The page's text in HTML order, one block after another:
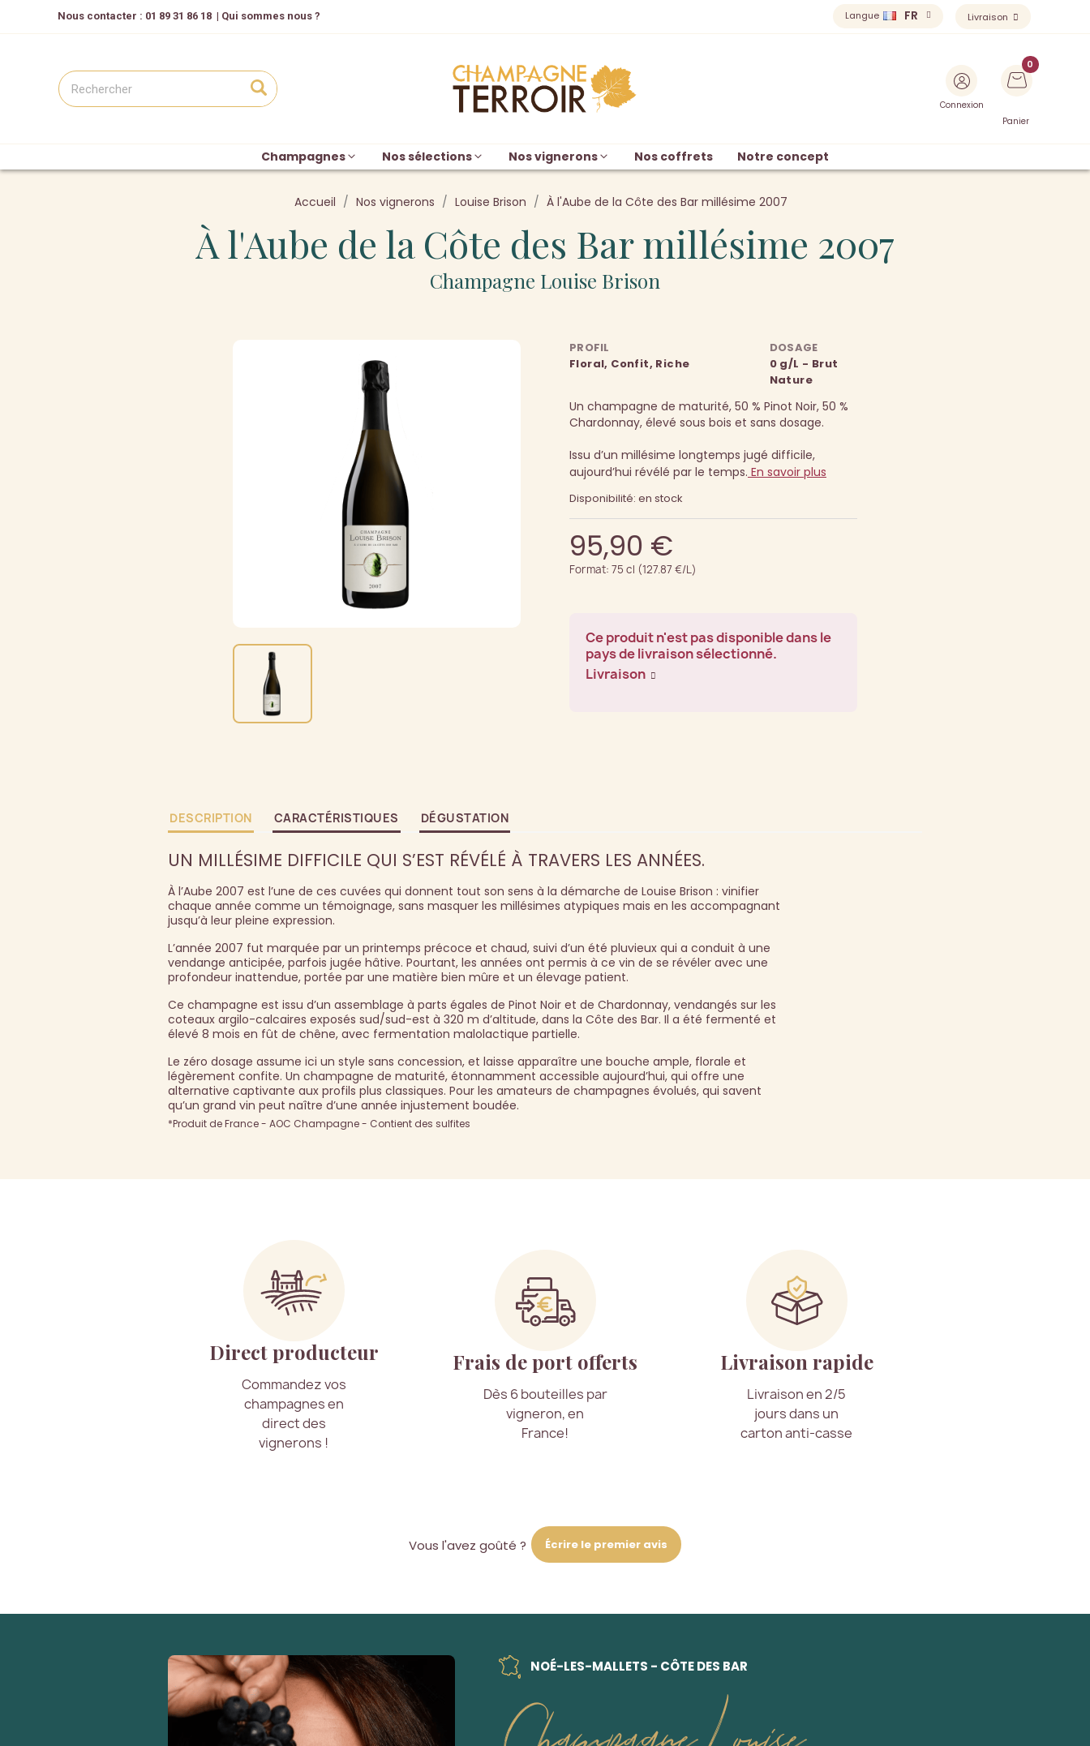
Nous contacter : 01 89 31 86 18 | Qui sommes nous ? Langue FR Livraison
Connexion
Panier
Champagnes Nos sélections Nos vignerons Nos coffrets Notre concept
Accueil Nos vignerons Louise Brison À l'Aube de la Côte des Bar millésime 2007
À l'Aube de la Côte des Bar millésime 2007
Champagne Louise Brison
PROFIL
Floral, Confit, Riche
DOSAGE
0 g/L - Brut
Nature
Un champagne de maturité, 50 % Pinot Noir, 50 %
Chardonnay, élevé sous bois et sans dosage.
Issu d’un millésime longtemps jugé difficile,
aujourd’hui révélé par le temps. En savoir plus
Disponibilité: en stock
95,90 €
Format: 75 cl (127.87 €/L)
Ce produit n'est pas disponible dans le
pays de livraison sélectionné.
Livraison
DESCRIPTION CARACTÉRISTIQUES DÉGUSTATION
UN MILLÉSIME DIFFICILE QUI S’EST RÉVÉLÉ À TRAVERS LES ANNÉES.
À l’Aube 2007 est l’une de ces cuvées qui donnent tout son sens à la démarche de Louise Brison : vinifier
chaque année comme un témoignage, sans masquer les millésimes atypiques mais en les accompagnant
jusqu’à leur pleine expression.
L’année 2007 fut marquée par un printemps précoce et chaud, suivi d’un été pluvieux qui a conduit à une
vendange anticipée, parfois jugée hâtive. Pourtant, les années ont permis à ce vin de se révéler avec une
profondeur inattendue, portée par une matière bien mûre et un élevage patient.
Ce champagne est issu d’un assemblage à parts égales de Pinot Noir et de Chardonnay, vendangés sur les
coteaux argilo-calcaires exposés sud/sud-est à 320 m d’altitude, dans la Côte des Bar. Il a été fermenté et
élevé 8 mois en fût de chêne, avec fermentation malolactique partielle.
Le zéro dosage assume ici un style sans concession, et laisse apparaître une bouche ample, florale et
légèrement confite. Un champagne de maturité, étonnamment accessible aujourd’hui, qui offre une
alternative captivante aux profils plus classiques. Pour les amateurs de champagnes évolués, qui savent
qu’un grand vin peut naître d’une année injustement boudée.
*Produit de France - AOC Champagne - Contient des sulfites
Direct producteur
Commandez vos
champagnes en
direct des
vignerons !
Frais de port offerts
Dès 6 bouteilles par
vigneron, en
France!
Livraison rapide
Livraison en 2/5
jours dans un
carton anti-casse
Vous l'avez goûté ? Écrire le premier avis
NOÉ-LES-MALLETS - CÔTE DES BAR